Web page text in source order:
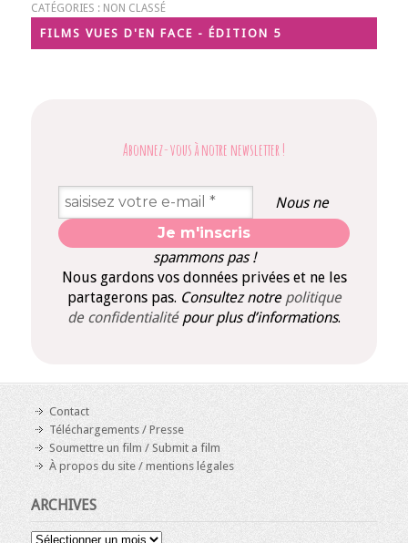
CATÉGORIES : NON CLASSÉ
FILMS VUES D'EN FACE - ÉDITION 5
Abonnez-vous à notre newsletter !
Nous ne
spammons pas !
Nous gardons vos données privées et ne les
partagerons pas. Consultez notre politique
de confidentialité pour plus d’informations.
Contact
Téléchargements / Presse
Soumettre un film / Submit a film
À propos du site / mentions légales
ARCHIVES
Archives